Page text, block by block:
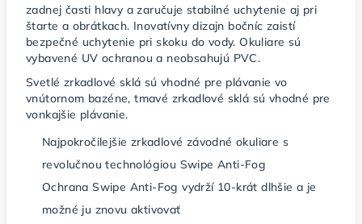
zadnej časti hlavy a zaručuje stabilné uchytenie aj pri
štarte a obrátkach. Inovatívny dizajn bočníc zaistí
bezpečné uchytenie pri skoku do vody. Okuliare sú
vybavené UV ochranou a neobsahujú PVC.
Svetlé zrkadlové sklá sú vhodné pre plávanie vo
vnútornom bazéne, tmavé zrkadlové sklá sú vhodné pre
vonkajšie plávanie.
Najpokročilejšie zrkadlové závodné okuliare s
revolučnou technológiou Swipe Anti-Fog
Ochrana Swipe Anti-Fog vydrží 10-krát dlhšie a je
možné ju znovu aktivovať